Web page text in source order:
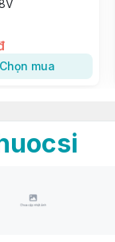
Chọn mua